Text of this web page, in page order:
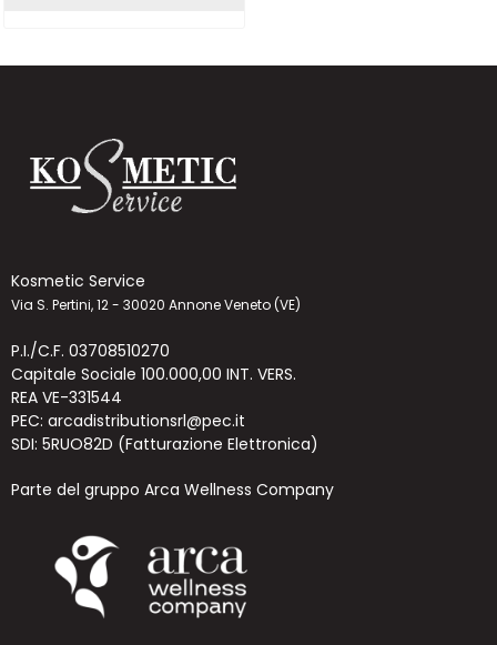
Kosmetic Service
Via S. Pertini, 12 - 30020 Annone Veneto (VE)
P.I./C.F. 03708510270
Capitale Sociale 100.000,00 INT. VERS.
REA VE-331544
PEC: arcadistributionsrl@pec.it
SDI: 5RUO82D (Fatturazione Elettronica)
Parte del gruppo Arca Wellness Company